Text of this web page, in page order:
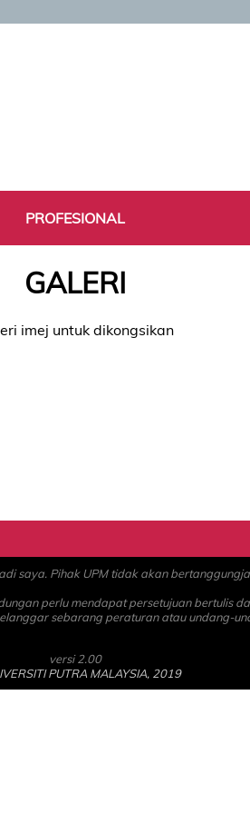
PROFESIONAL
GALERI
imej untuk dikongsikan
saya. Pihak UPM tidak akan
perlu mendapat persetujuan bertulis
sebarang peraturan atau undang-
versi 2.00
PUTRA MALAYSIA, 2019